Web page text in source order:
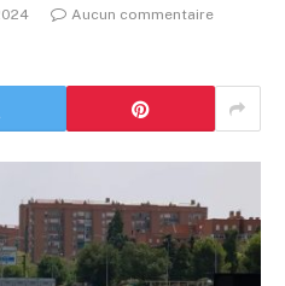
Aucun commentaire